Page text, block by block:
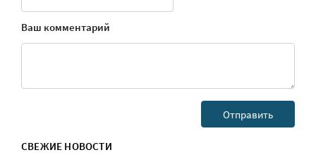
Ваш комментарий
СВЕЖИЕ НОВОСТИ